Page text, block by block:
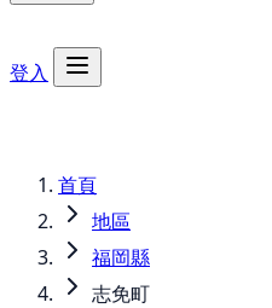
登入
首頁
地區
福岡縣
志免町